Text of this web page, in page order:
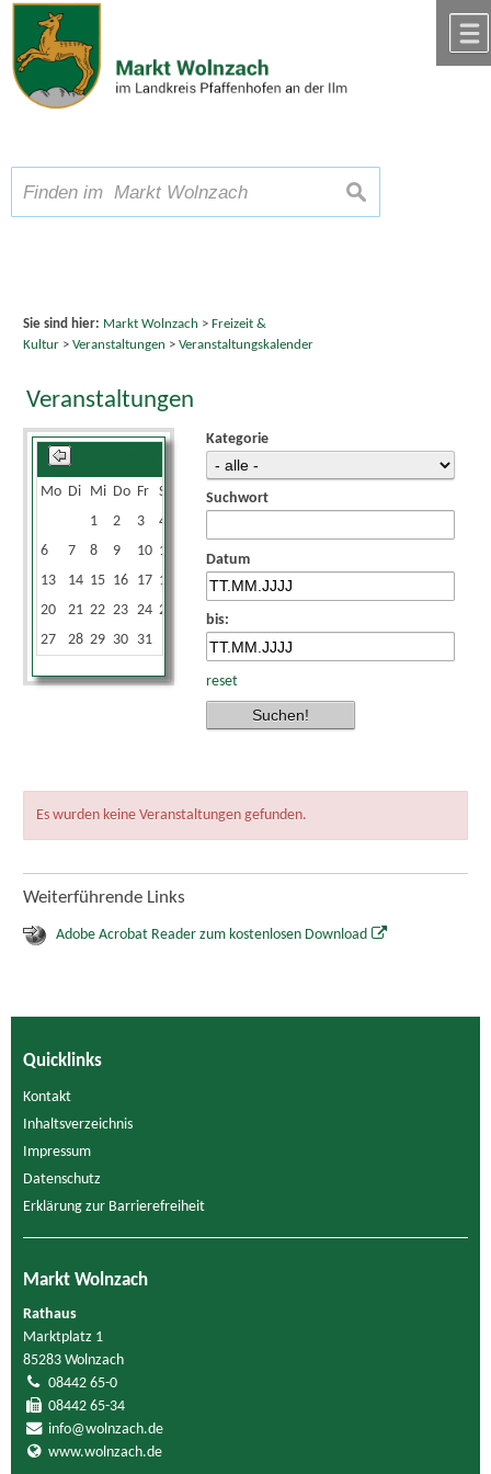
Zum Inhalt,zur Navigation
Schriftgröße A A A suchen
Sie sind hier: Markt Wolnzach > Freizeit &
Kultur> Veranstaltungen > Veranstaltungskalender
Veranstaltungen
Mo Di Mi Do Fr Sa
1
2 3 4
6
7 8 9 10 11
13
14 15 16 17 18
20
21 22 23 24 25
27
28 29 30 31
Kategorie
Suchwort
Datum
bis:
reset
Es wurden keine Veranstaltungen gefunden.
Weiterführende Links
Adobe Acrobat Reader zum kostenlosen Download
Quicklinks
Kontakt
Inhaltsverzeichnis
Impressum
Datenschutz
Erklärung zur Barrierefreiheit
Markt Wolnzach
Rathaus
Marktplatz 1
85283 Wolnzach
08442 65-0
08442 65-34
info@wolnzach.de
www.wolnzach.de